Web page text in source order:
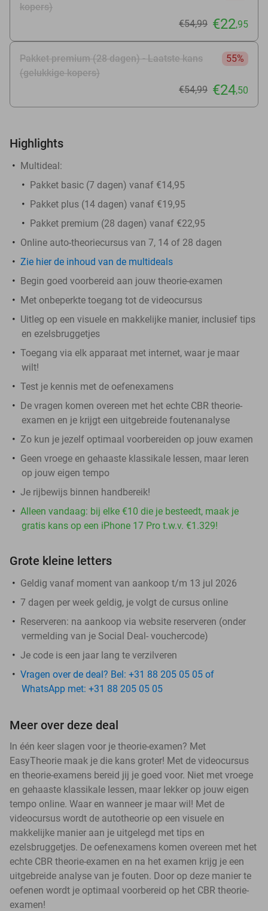
kopers)
€54,99 €22,95
Pakket premium (28 dagen) - Laatste kans
(gelukkige kopers)
55%
€54,99 €24,50
Highlights
Multideal:
Pakket basic (7 dagen) vanaf €14,95
Pakket plus (14 dagen) vanaf €19,95
Pakket premium (28 dagen) vanaf €22,95
Online auto-theoriecursus van 7, 14 of 28 dagen
Zie hier de inhoud van de multideals
Begin goed voorbereid aan jouw theorie-examen
Met onbeperkte toegang tot de videocursus
Uitleg op een visuele en makkelijke manier, inclusief tips
en ezelsbruggetjes
Toegang via elk apparaat met internet, waar je maar
wilt!
Test je kennis met de oefenexamens
De vragen komen overeen met het echte CBR theorie-
examen en je krijgt een uitgebreide foutenanalyse
Zo kun je jezelf optimaal voorbereiden op jouw examen
Geen vroege en gehaaste klassikale lessen, maar leren
op jouw eigen tempo
Je rijbewijs binnen handbereik!
Alleen vandaag: bij elke €10 die je besteedt, maak je
gratis kans op een iPhone 17 Pro t.w.v. €1.329!
Grote kleine letters
Geldig vanaf moment van aankoop t/m 13 jul 2026
7 dagen per week geldig, je volgt de cursus online
Reserveren: na aankoop via website reserveren (onder
vermelding van je Social Deal- vouchercode)
Je code is een jaar lang te verzilveren
Vragen over de deal? Bel: +31 88 205 05 05 of
WhatsApp met: +31 88 205 05 05
Meer over deze deal
In één keer slagen voor je theorie-examen? Met
EasyTheorie maak je die kans groter! Met de videocursus
en theorie-examens bereid jij je goed voor. Niet met vroege
en gehaaste klassikale lessen, maar lekker op jouw eigen
tempo online. Waar en wanneer je maar wil! Met de
videocursus wordt de autotheorie op een visuele en
makkelijke manier aan je uitgelegd met tips en
ezelsbruggetjes. De oefenexamens komen overeen met het
echte CBR theorie-examen en na het examen krijg je een
uitgebreide analyse van je fouten. Door op deze manier te
oefenen wordt je optimaal voorbereid op het CBR theorie-
examen!